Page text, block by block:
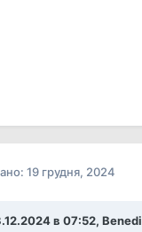
19 грудня, 2024
в 07:52,